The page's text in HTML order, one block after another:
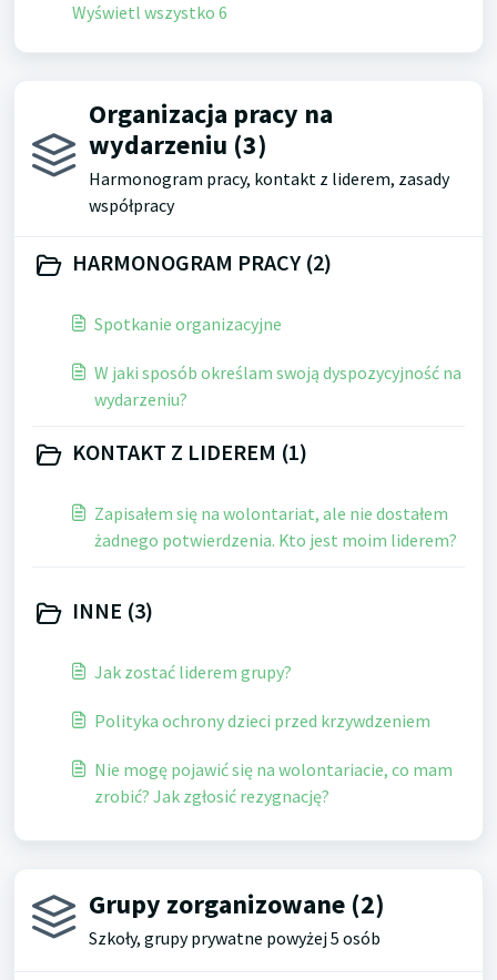
Wyświetl wszystko 6
Organizacja pracy na
wydarzeniu (3)
Harmonogram pracy, kontakt z liderem, zasady
współpracy
HARMONOGRAM PRACY (2)
Spotkanie organizacyjne
W jaki sposób określam swoją dyspozycyjność na
wydarzeniu?
KONTAKT Z LIDEREM (1)
Zapisałem się na wolontariat, ale nie dostałem
żadnego potwierdzenia. Kto jest moim liderem?
INNE (3)
Jak zostać liderem grupy?
Polityka ochrony dzieci przed krzywdzeniem
Nie mogę pojawić się na wolontariacie, co mam
zrobić? Jak zgłosić rezygnację?
Grupy zorganizowane (2)
Szkoły, grupy prywatne powyżej 5 osób